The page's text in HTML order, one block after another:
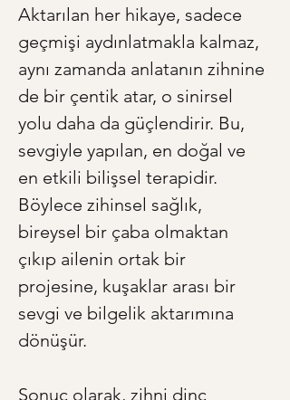
Aktarılan her hikaye, sadece
geçmişi aydınlatmakla kalmaz,
aynı zamanda anlatanın zihnine
de bir çentik atar, o sinirsel
yolu daha da güçlendirir. Bu,
sevgiyle yapılan, en doğal ve
en etkili bilişsel terapidir.
Böylece zihinsel sağlık,
bireysel bir çaba olmaktan
çıkıp ailenin ortak bir
projesine, kuşaklar arası bir
sevgi ve bilgelik aktarımına
dönüşür.
Sonuç olarak, zihni dinç